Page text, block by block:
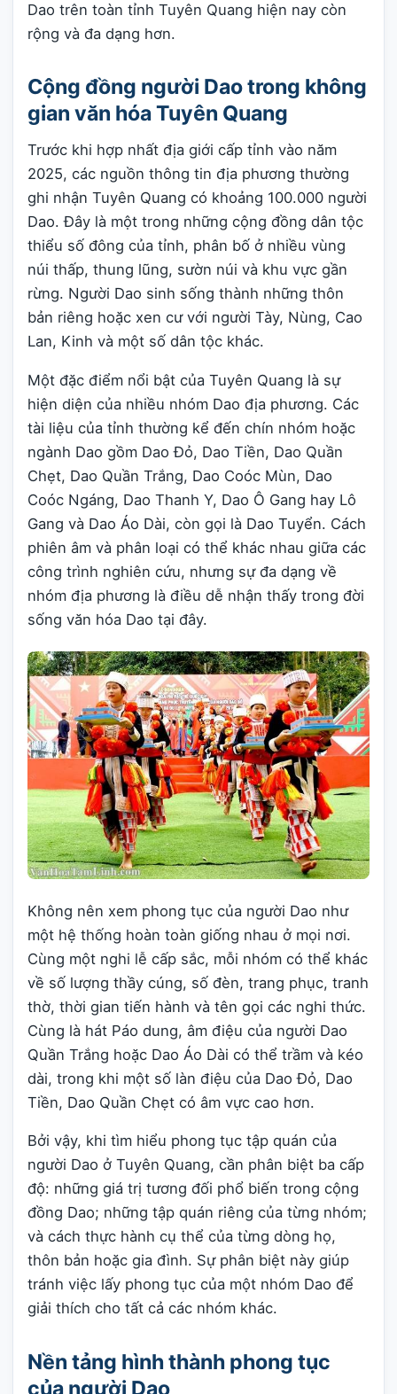
Dao trên toàn tỉnh Tuyên Quang hiện nay còn
rộng và đa dạng hơn.
Cộng đồng người Dao trong không
gian văn hóa Tuyên Quang
Trước khi hợp nhất địa giới cấp tỉnh vào năm
2025, các nguồn thông tin địa phương thường
ghi nhận Tuyên Quang có khoảng 100.000 người
Dao. Đây là một trong những cộng đồng dân tộc
thiểu số đông của tỉnh, phân bố ở nhiều vùng
núi thấp, thung lũng, sườn núi và khu vực gần
rừng. Người Dao sinh sống thành những thôn
bản riêng hoặc xen cư với người Tày, Nùng, Cao
Lan, Kinh và một số dân tộc khác.
Một đặc điểm nổi bật của Tuyên Quang là sự
hiện diện của nhiều nhóm Dao địa phương. Các
tài liệu của tỉnh thường kể đến chín nhóm hoặc
ngành Dao gồm Dao Đỏ, Dao Tiền, Dao Quần
Chẹt, Dao Quần Trắng, Dao Coóc Mùn, Dao
Coóc Ngáng, Dao Thanh Y, Dao Ô Gang hay Lô
Gang và Dao Áo Dài, còn gọi là Dao Tuyển. Cách
phiên âm và phân loại có thể khác nhau giữa các
công trình nghiên cứu, nhưng sự đa dạng về
nhóm địa phương là điều dễ nhận thấy trong đời
sống văn hóa Dao tại đây.
Không nên xem phong tục của người Dao như
một hệ thống hoàn toàn giống nhau ở mọi nơi.
Cùng một nghi lễ cấp sắc, mỗi nhóm có thể khác
về số lượng thầy cúng, số đèn, trang phục, tranh
thờ, thời gian tiến hành và tên gọi các nghi thức.
Cùng là hát Páo dung, âm điệu của người Dao
Quần Trắng hoặc Dao Áo Dài có thể trầm và kéo
dài, trong khi một số làn điệu của Dao Đỏ, Dao
Tiền, Dao Quần Chẹt có âm vực cao hơn.
Bởi vậy, khi tìm hiểu phong tục tập quán của
người Dao ở Tuyên Quang, cần phân biệt ba cấp
độ: những giá trị tương đối phổ biến trong cộng
đồng Dao; những tập quán riêng của từng nhóm;
và cách thực hành cụ thể của từng dòng họ,
thôn bản hoặc gia đình. Sự phân biệt này giúp
tránh việc lấy phong tục của một nhóm Dao để
giải thích cho tất cả các nhóm khác.
Nền tảng hình thành phong tục
của người Dao